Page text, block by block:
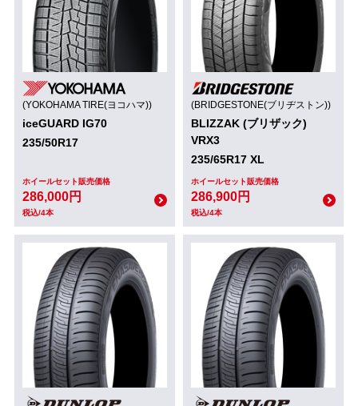
(YOKOHAMA TIRE(ヨコハマ))
iceGUARD IG70
235/50R17
ホイールセット販売価格
286,000円
税込/4本
(BRIDGESTONE(ブリヂストン))
BLIZZAK (ブリザック)
VRX3
235/65R17 XL
ホイールセット販売価格
286,900円
税込/4本